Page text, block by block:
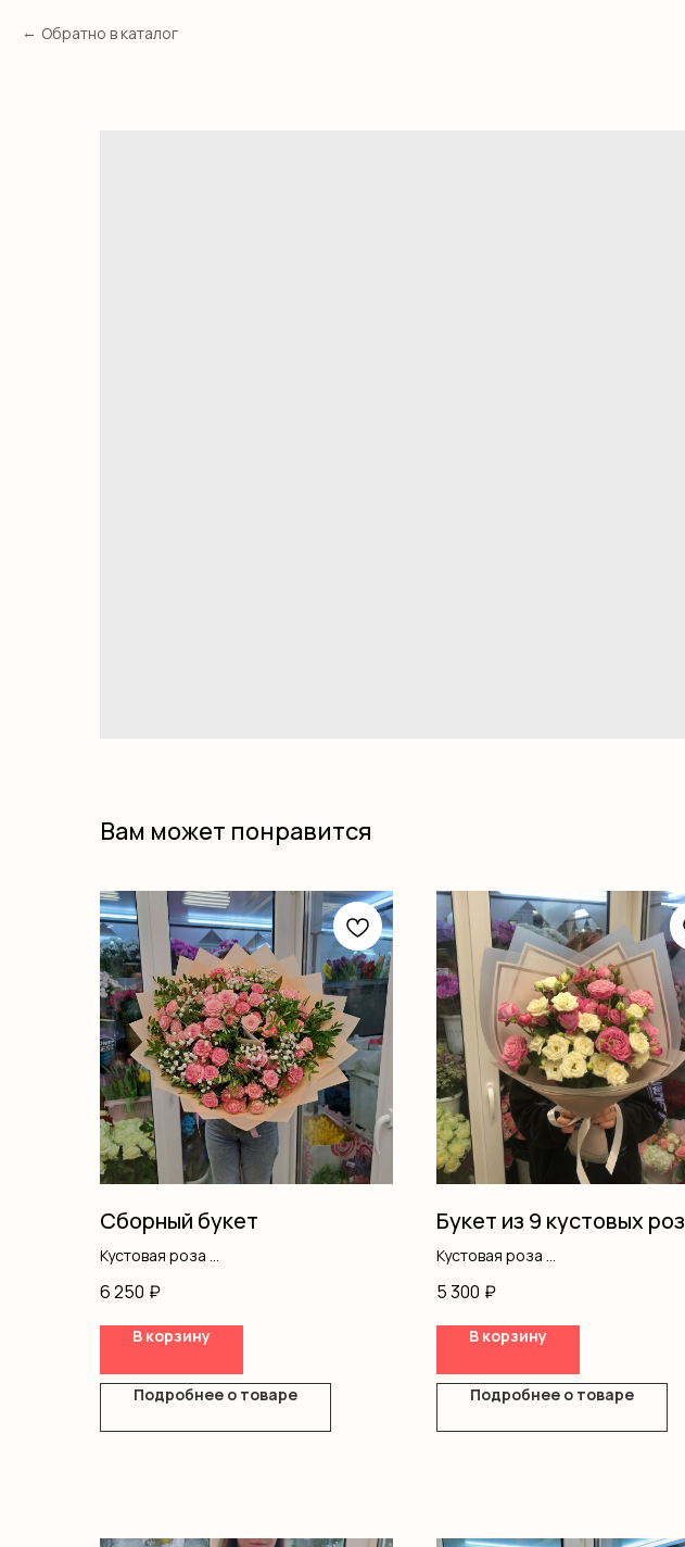
Обратно в каталог
Вам может понравится
Сборный букет
Кустовая роза
Писташ
Оформление
6 250 ₽
В корзину
Подробнее о товаре
Букет из 9 кустовых роз
Кустовая роза
5 300 ₽
В корзину
Подробнее о товаре